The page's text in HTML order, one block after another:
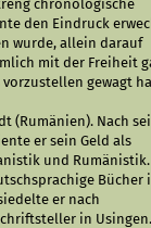
chronologische
den Eindruck
wurde, allein darauf
mit der Freiheit
gewagt
(Rumänien). Nach
er sein Geld als
und Rumänistik.
Bücher
er nach
in Usingen.